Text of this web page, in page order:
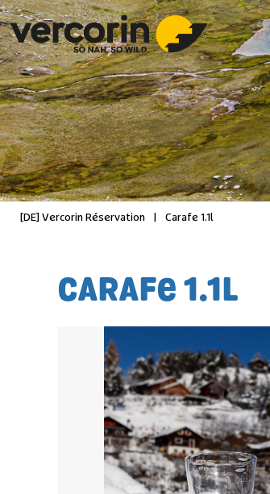
[DE] Vercorin Réservation Carafe 1.1l
CARAFE 1.1L